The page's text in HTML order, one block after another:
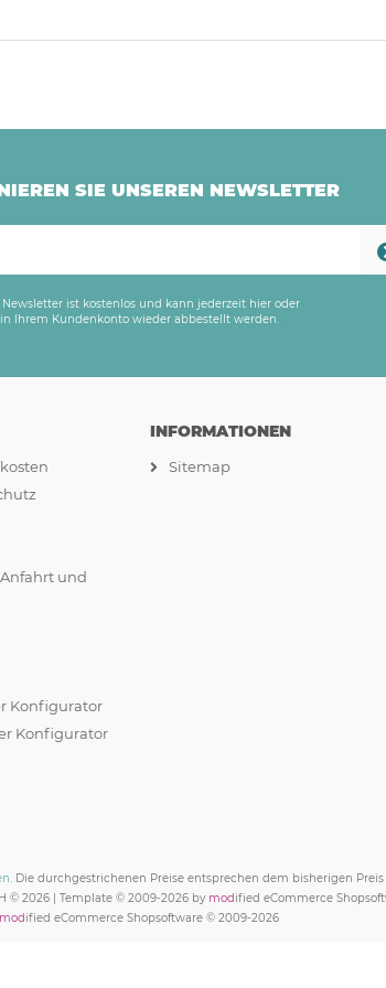
SIE UNSEREN NEWSLETTER
Newsletter ist kostenlos und kann jederzeit hier oder
in Ihrem Kundenkonto wieder abbestellt werden.
und
Konfigurator
Konfigurator
INFORMATIONEN
Sitemap
. Die durchgestrichenen Preise entsprechen dem bisherigen
© 2026 | Template © 2009-2026 by modified eCommerce
modified eCommerce Shopsoftware © 2009-2026